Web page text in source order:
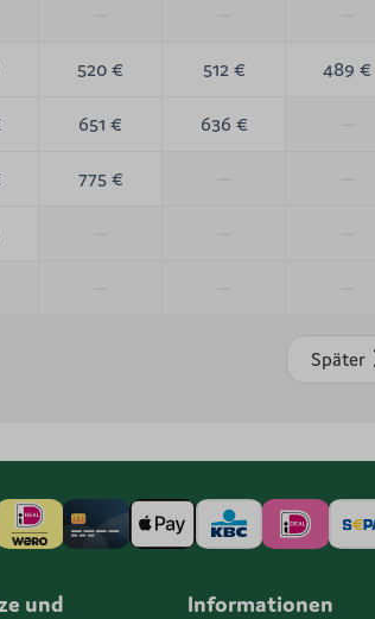
520 € 512 € 489 €
651 € 636 €
775 €
Später
und
Informationen